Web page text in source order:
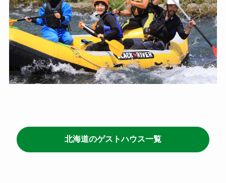
北海道のゲストハウス一覧